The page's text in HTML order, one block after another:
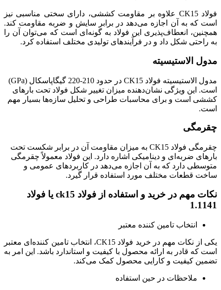
فولاد CK15 علاوه بر مقاومت کششی، دارای سختی مناسبی نیز
است که به آن اجازه می‌دهد در برابر سایش و ضربه مقاومت کند.
همچنین، انعطاف‌پذیری این فولاد به گونه‌ای است که می‌توان آن را
به راحتی شکل داد و در فرآیندهای تولیدی مختلف استفاده کرد.
مدول الاستیسیته
مدول الاستیسیته فولاد CK15 در حدود 210-220 گیگاپاسکال (GPa)
است. این ویژگی نشان‌دهنده میزان تغییر شکل فولاد تحت بارهای
کششی است و برای محاسبات طراحی و تحلیل سازه‌ها بسیار مهم
است.
چقرمگی
چقرمگی فولاد CK15 به میزان مقاومت آن در برابر شکست تحت
بارهای ضربه‌ای و دینامیکی اشاره دارد. این فولاد معمولاً چقرمگی
متوسطی دارد که به آن اجازه می‌دهد در کاربردهای عمومی و
ساخت قطعات مختلف مورد استفاده قرار گیرد.
نکات مهم در خرید و استفاده از فولاد ck15 یا فولاد
1.1141
انتخاب تامین‌ کننده معتبر
یکی از نکات مهم در خرید فولاد CK15، انتخاب تامین‌ کننده‌ای معتبر
است که قادر به ارائه محصول با کیفیت و استاندارد باشد. این امر به
تضمین کیفیت و کارایی محصول کمک می‌کند.
ملاحظات در حین استفاده